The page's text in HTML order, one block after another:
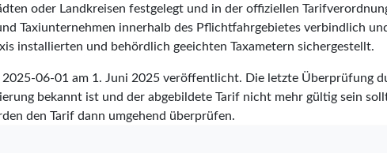
oder Landkreisen festgelegt und in der offiziellen
Taxiunternehmen innerhalb des Pflichtfahrgebietes verbindlich
installierten und behördlich geeichten Taxametern sichergestellt.
2025-06-01 am 1. Juni 2025 veröffentlicht. Die letzte Überprüfung
bekannt ist und der abgebildete Tarif nicht mehr gültig sein
den Tarif dann umgehend überprüfen.